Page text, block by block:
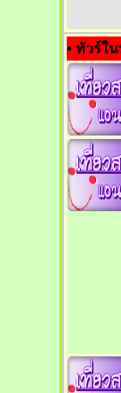
• ทัวร์ใ